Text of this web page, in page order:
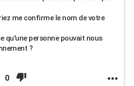
me confirme le nom de votre
qu'une personne pouvait nous
?
0